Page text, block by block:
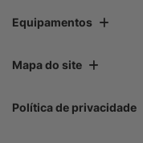
Equipamentos
Mapa do site
Política de privacidade